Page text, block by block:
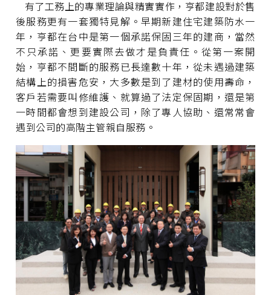
有了工務上的專業理論與精實實作，亨都建設對於售
後服務更有一套獨特見解。早期新建住宅建築防水一
年，亨都在台中是第一個承諾保固三年的建商，當然
不只承諾、更要實際去做才是負責任。從第一案開
始，亨都不間斷的服務已長達數十年，從未遇過建築
結構上的損害危安，大多數是到了建材的使用壽命，
客戶若需要叫修維護、就算過了法定保固期，還是第
一時間都會想到建設公司，除了專人協助、還常常會
遇到公司的高階主管親自服務。